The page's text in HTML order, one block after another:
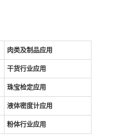
肉类及制品应用
干货行业应用
珠宝检定应用
液体密度计应用
粉体行业应用